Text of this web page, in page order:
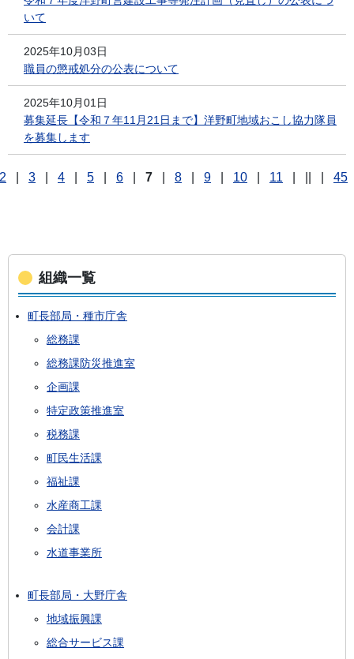
いて
2025年10月03日
職員の懲戒処分の公表について
2025年10月01日
募集延長【令和７年11月21日まで】洋野町地域おこし協力隊員
を募集します
2 3 4 5 6 7 8 9 10 11 45
組織一覧
町長部局・種市庁舎
総務課
総務課防災推進室
企画課
特定政策推進室
税務課
町民生活課
福祉課
水産商工課
会計課
水道事業所
町長部局・大野庁舎
地域振興課
総合サービス課